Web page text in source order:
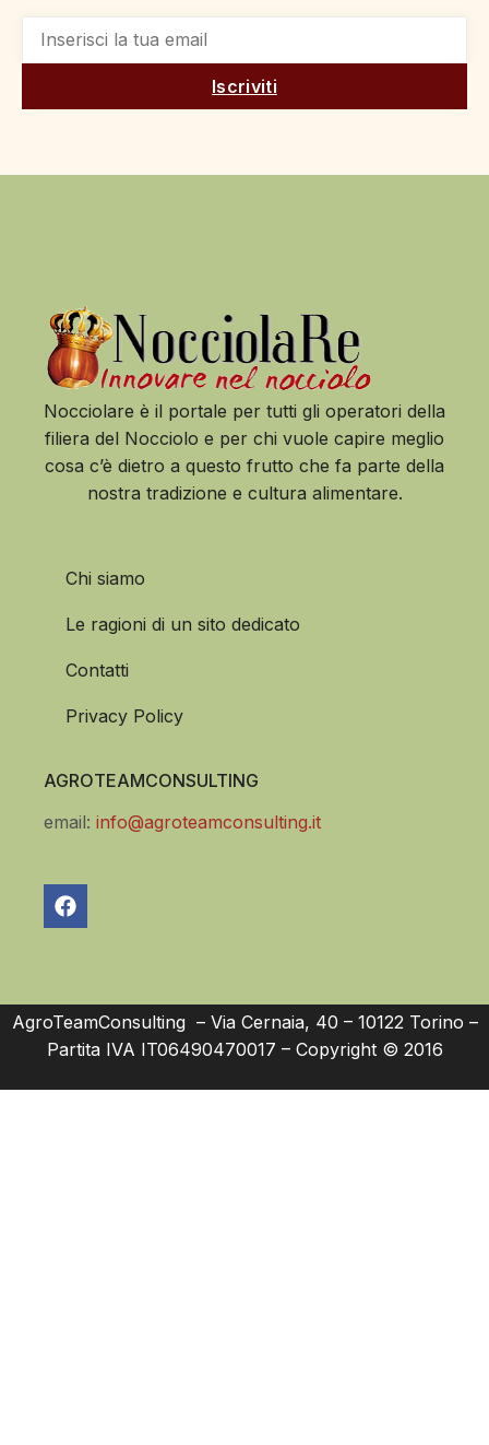
Iscriviti
Nocciolare è il portale per tutti gli operatori della
filiera del Nocciolo e per chi vuole capire meglio
cosa c’è dietro a questo frutto che fa parte della
nostra tradizione e cultura alimentare.
Chi siamo
Le ragioni di un sito dedicato
Contatti
Privacy Policy
AGROTEAMCONSULTING
email: info@agroteamconsulting.it
AgroTeamConsulting – Via Cernaia, 40 – 10122 Torino –
Partita IVA IT06490470017 – Copyright © 2016